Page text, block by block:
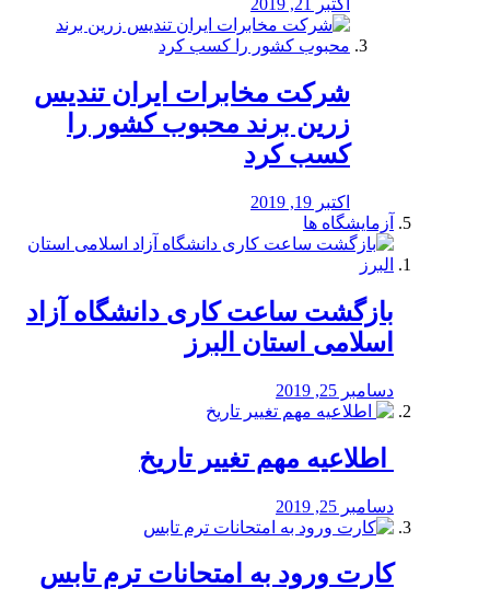
اکتبر 21, 2019
شرکت مخابرات ایران تندیس
زرین برند محبوب کشور را
کسب کرد
اکتبر 19, 2019
آزمایشگاه ها
بازگشت ساعت کاری دانشگاه آزاد
اسلامی استان البرز
دسامبر 25, 2019
️ اطلاعیه مهم تغییر تاریخ
دسامبر 25, 2019
کارت ورود به امتحانات ترم تابس